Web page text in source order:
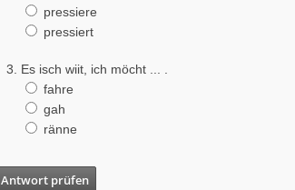
pressiere
pressiert
Es isch wiit, ich möcht ... .
fahre
gah
ränne
Antwort prüfen